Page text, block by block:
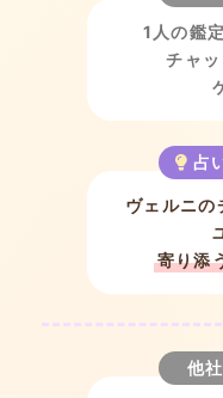
1人の鑑
チャ
占
ヴェルニの
寄り添
他